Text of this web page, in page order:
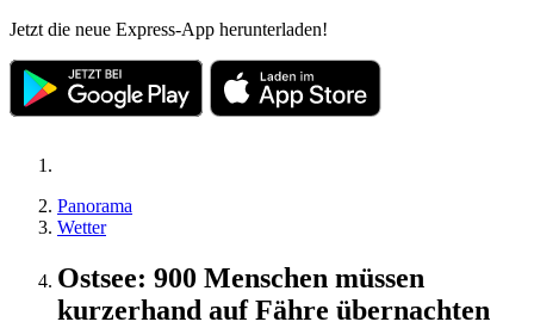
Jetzt die neue Express-App herunterladen!
Panorama
Wetter
Ostsee: 900 Menschen müssen
kurzerhand auf Fähre übernachten